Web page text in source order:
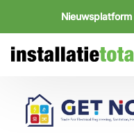
Nieuwsplatform